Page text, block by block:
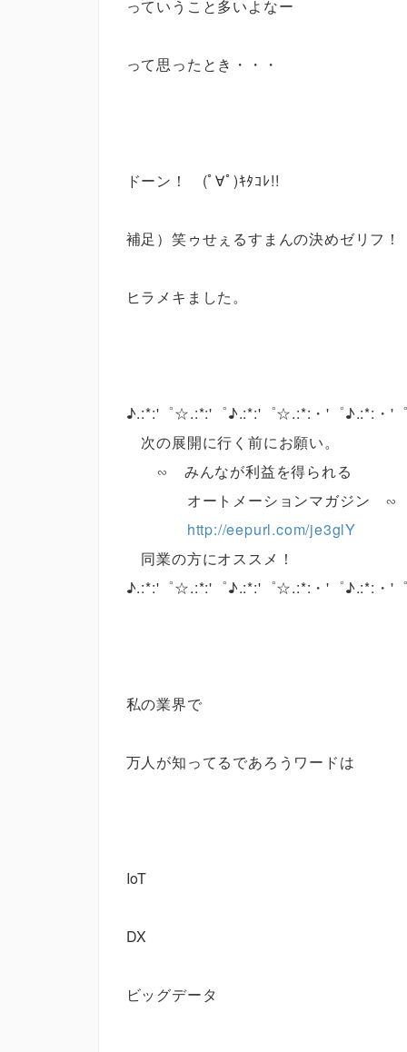
っていうこと多いよなー
って思ったとき・・・
ドーン！ (ﾟ∀ﾟ)ｷﾀｺﾚ!!
補足）笑ゥせぇるすまんの決めゼリフ！
ヒラメキました。
♪.:*:'゜☆.:*:'゜♪.:*:'゜☆.:*:・'゜♪.:*:・'
次の展開に行く前にお願い。
∽ みんなが利益を得られる
オートメーションマガジン ∽
http://eepurl.com/je3glY
同業の方にオススメ！
♪.:*:'゜☆.:*:'゜♪.:*:'゜☆.:*:・'゜♪.:*:・'
私の業界で
万人が知ってるであろうワードは
IoT
DX
ビッグデータ